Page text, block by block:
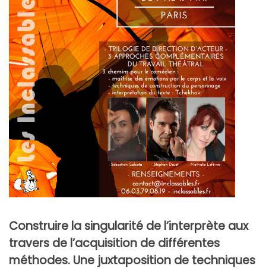
Construire la singularité de l’interprète aux
travers de l’acquisition de différentes
méthodes. Une juxtaposition de techniques